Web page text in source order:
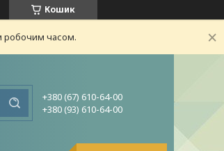
Кошик
робочим часом.
+380 (67) 610-64-00
+380 (93) 610-64-00